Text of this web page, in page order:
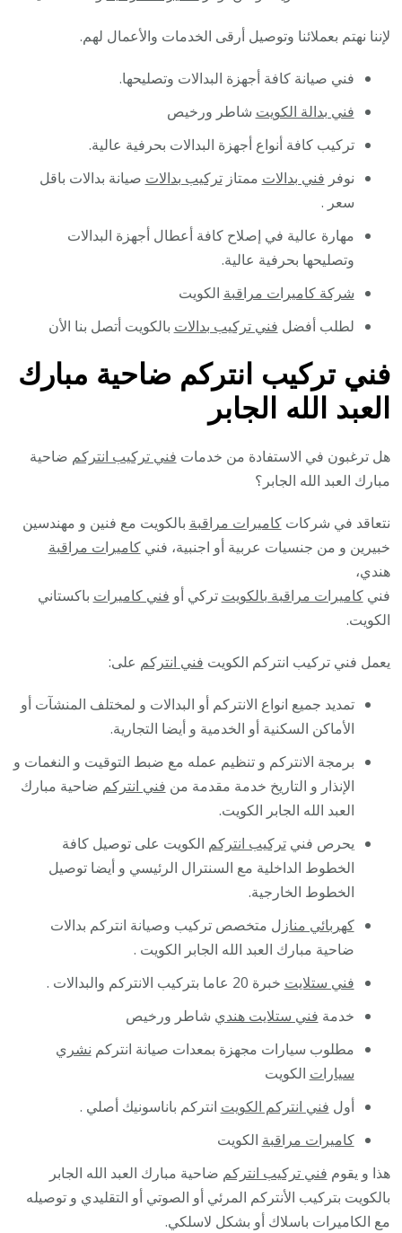
لإننا نهتم بعملائنا وتوصيل أرقى الخدمات والأعمال لهم.
فني صيانة كافة أجهزة البدالات وتصليحها.
فني بدالة الكويت شاطر ورخيص
تركيب كافة أنواع أجهزة البدالات بحرفية عالية.
نوفر فني بدالات ممتازتركيب بدالات صيانة بدالات باقل
سعر .
مهارة عالية في إصلاح كافة أعطال أجهزة البدالات
وتصليحها بحرفية عالية.
شركة كاميرات مراقبة الكويت
لطلب أفضل فني تركيب بدالات بالكويت أتصل بنا الأن
فني تركيب انتركم ضاحية مبارك
العبد الله الجابر
هل ترغبون في الاستفادة من خدمات فني تركيب انتركم ضاحية
مبارك العبد الله الجابر؟
نتعاقد في شركاتكاميرات مراقبة بالكويت مع فنين و مهندسين
خبيرين و من جنسيات عربية أو اجنبية، فنيكاميرات مراقبة
هندي،
فنيكاميرات مراقبة بالكويت تركي أو فني كاميرات باكستاني
الكويت.
يعمل فني تركيب انتركم الكويت فني انتركم على:
تمديد جميع انواع الانتركم أو البدالات و لمختلف المنشآت أو
الأماكن السكنية أو الخدمية و أيضا التجارية.
برمجة الانتركم و تنظيم عمله مع ضبط التوقيت و النغمات و
الإنذار و التاريخ خدمة مقدمة من فني انتركم ضاحية مبارك
العبد الله الجابر الكويت.
يحرص فنيتركيب انتركم الكويت على توصيل كافة
الخطوط الداخلية مع السنترال الرئيسي و أيضا توصيل
الخطوط الخارجية.
كهربائي منازل متخصص تركيب وصيانة انتركم بدالات
ضاحية مبارك العبد الله الجابر الكويت .
فني ستلايت خبرة 20 عاما بتركيب الانتركم والبدالات .
خدمة فني ستلايت هندي شاطر ورخيص
مطلوب سيارات مجهزة بمعدات صيانة انتركم نشري
سيارات الكويت
أول فني انتركم الكويت انتركم باناسونيك أصلي .
كاميرات مراقبة الكويت
هذا و يقوم فني تركيب انتركم ضاحية مبارك العبد الله الجابر
بالكويت بتركيب الأنتركم المرئي أو الصوتي أو التقليدي و توصيله
مع الكاميرات باسلاك أو بشكل لاسلكي.